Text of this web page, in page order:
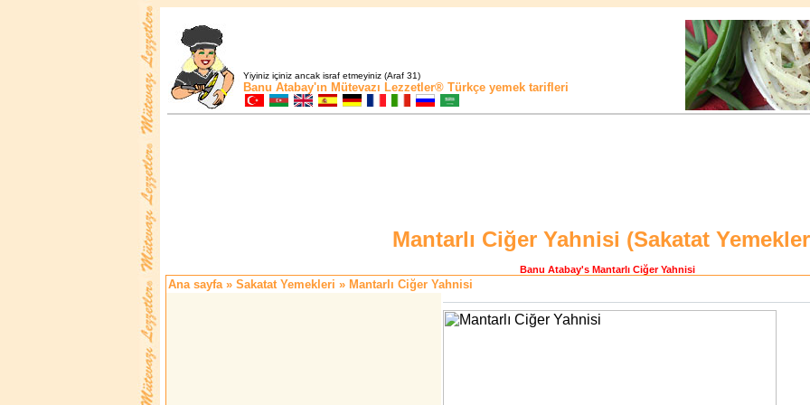
Yiyiniz içiniz ancak israf etmeyiniz (Araf 31)
Banu Atabay'ın Mütevazı Lezzetler® Türkçe yemek tarifleri
Mantarlı Ciğer Yahnisi (Sakatat
Banu Atabay's Mantarlı Ciğer Yahnisi
Ana sayfa» Sakatat Yemekleri » Mantarlı Ciğer Yahnisi